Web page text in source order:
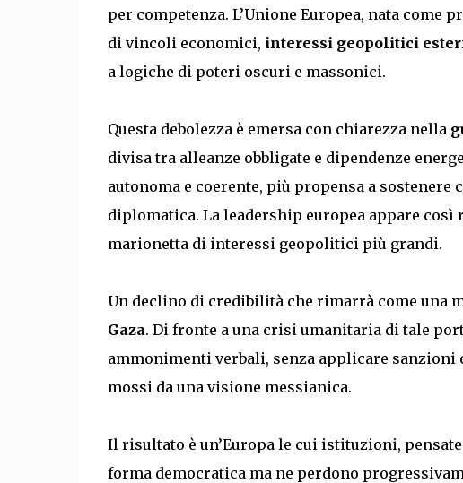
per competenza. L’Unione Europea, nata come
di vincoli economici, interessi geopolitici
a logiche di poteri oscuri e massonici.
Questa debolezza è emersa con chiarezza nella
divisa tra alleanze obbligate e dipendenze
autonoma e coerente, più propensa a sostenere
diplomatica. La leadership europea appare
marionetta di interessi geopolitici più grandi.
Un declino di credibilità che rimarrà come una
Gaza. Di fronte a una crisi umanitaria di tale
ammonimenti verbali, senza applicare sanzioni
mossi da una visione messianica.
Il risultato è un’Europa le cui istituzioni,
forma democratica ma ne perdono